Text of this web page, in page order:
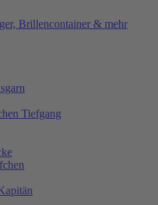
Brillencontainer & mehr
Tiefgang